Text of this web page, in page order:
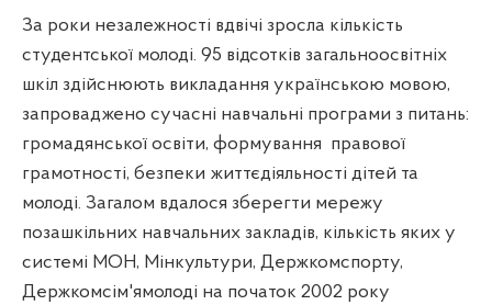
За роки незалежності вдвічі зросла кількість
студентської молоді. 95 відсотків загальноосвітніх
шкіл здійснюють викладання українською мовою,
запроваджено сучасні навчальні програми з питань:
громадянської освіти, формування правової
грамотності, безпеки життєдіяльності дітей та
молоді. Загалом вдалося зберегти мережу
позашкільних навчальних закладів, кількість яких у
системі МОН, Мінкультури, Держкомспорту,
Держкомсім'ямолоді на початок 2002 року